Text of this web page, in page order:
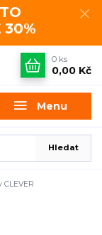
30%
Menu
Hledat
0 ks
0,00 Kč
CLEVER